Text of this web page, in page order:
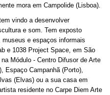
mora em Campolide (Lisboa).
vindo a desenvolver
e som. Tem exposto
e espaços informais
e 1038 Project Space, em São
Módulo - Centro Difusor de Arte
Espaço Campanhã (Porto),
(Elvas) ou a sua casa em
residente no Carpe Diem Arte